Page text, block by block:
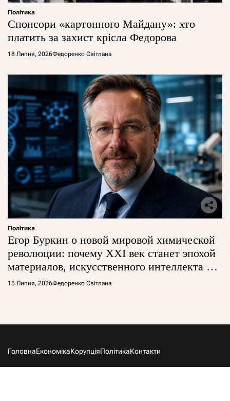
Політика
Спонсори «картонного Майдану»: хто
платить за захист крісла Федорова
18 Липня, 2026Федоренко Світлана
Політика
Егор Буркин о новой мировой химической
революции: почему XXI век станет эпохой
материалов, искусственного интеллекта и
глобальной борьбы за технологии
15 Липня, 2026Федоренко Світлана
ГоловнаЕкономікаКорупціяПолітикаКонтакти